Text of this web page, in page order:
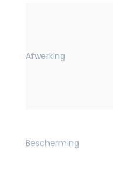
Afwerking
Bescherming